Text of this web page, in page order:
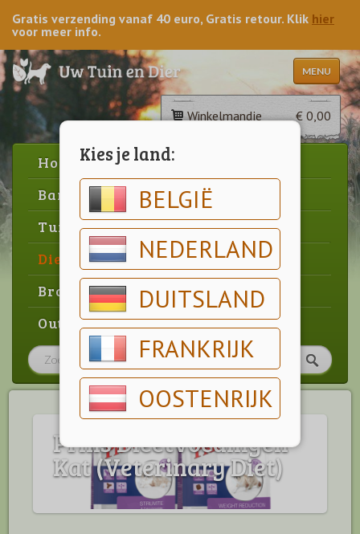
Kies je land:
BELGIË
NEDERLAND
DUITSLAND
FRANKRIJK
OOSTENRIJK
Gratis verzending vanaf 40 euro, Gratis retour. Klik hier
voor meer info.
MENU
Winkelmandje € 0,00
Home
Barbecue
Tuin
Dier
Brood & gebak
Outlet
Prins Dieetvoedingen
Kat (Veterinary Diet)